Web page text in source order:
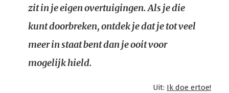
zit in je eigen overtuigingen. Als je die
kunt doorbreken, ontdek je dat je tot veel
meer in staat bent dan je ooit voor
mogelijk hield.
Uit: Ik doe ertoe!